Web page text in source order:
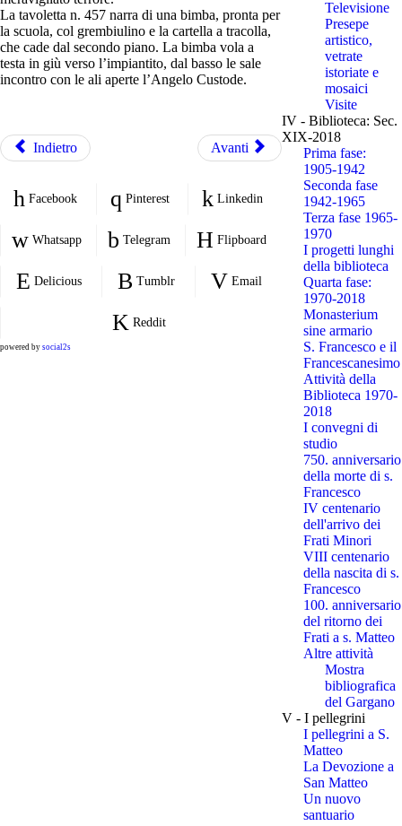
La tavoletta n. 457 narra di una bimba, pronta per
la scuola, col grembiulino e la cartella a tracolla,
che cade dal secondo piano. La bimba vola a
testa in giù verso l’impiantito, dal basso le sale
incontro con le ali aperte l’Angelo Custode.
Indietro Avanti
Facebook Pinterest Linkedin
Whatsapp Telegram Flipboard
Delicious Tumblr Email
Reddit
powered by social2s
Televisione
Presepe
artistico,
vetrate
istoriate e
mosaici
Visite
IV - Biblioteca: Sec.
XIX-2018
Prima fase:
1905-1942
Seconda fase
1942-1965
Terza fase 1965-
1970
I progetti lunghi
della biblioteca
Quarta fase:
1970-2018
Monasterium
sine armario
S. Francesco e il
Francescanesimo
Attività della
Biblioteca 1970-
2018
I convegni di
studio
750. anniversario
della morte di s.
Francesco
IV centenario
dell'arrivo dei
Frati Minori
VIII centenario
della nascita di s.
Francesco
100. anniversario
del ritorno dei
Frati a s. Matteo
Altre attività
Mostra
bibliografica
del Gargano
V - I pellegrini
I pellegrini a S.
Matteo
La Devozione a
San Matteo
Un nuovo
santuario